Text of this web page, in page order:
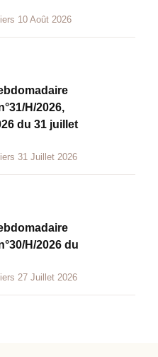
10 Août 2026
H/2026,
du 31 juillet
31 Juillet 2026
H/2026 du
27 Juillet 2026